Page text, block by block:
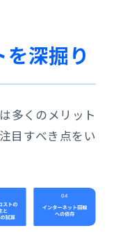
深掘り
多くのメリット
目すべき点をい